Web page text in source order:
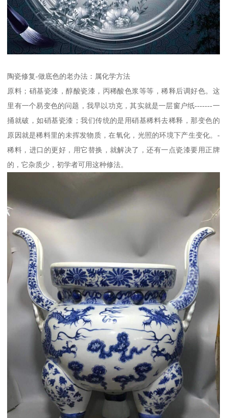
陶瓷修复-做底色的老办法：属化学方法
原料；硝基瓷漆，醇酸瓷漆，丙稀酸色浆等等，稀释后调好色。这
里有一个易变色的问题，我早以功克，其实就是一层窗户纸-------一
捅就破，如硝基瓷漆；我们传统的是用硝基稀料去稀释，那变色的
原因就是稀料里的未挥发物质，在氧化，光照的环境下产生变化。-
稀料，进口的更好，用它替换，就解决了，还有一点瓷漆要用正牌
的，它杂质少，初学者可用这种修法。